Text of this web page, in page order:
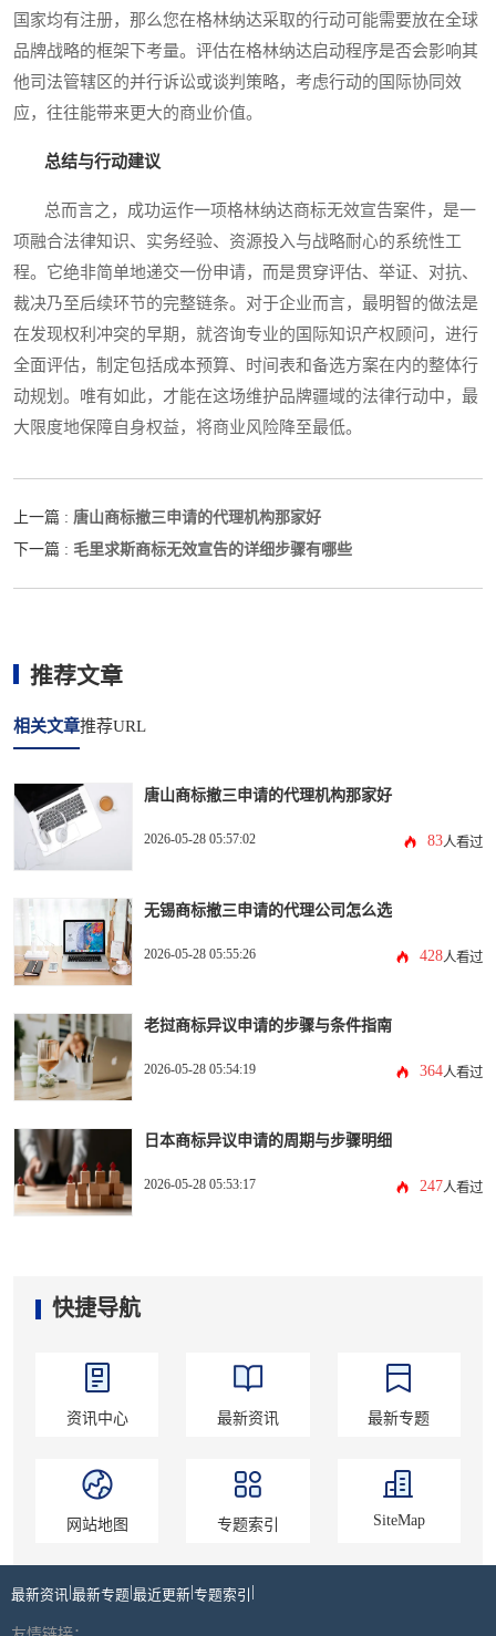
国家均有注册，那么您在格林纳达采取的行动可能需要放在全球
品牌战略的框架下考量。评估在格林纳达启动程序是否会影响其
他司法管辖区的并行诉讼或谈判策略，考虑行动的国际协同效
应，往往能带来更大的商业价值。
总结与行动建议
总而言之，成功运作一项格林纳达商标无效宣告案件，是一
项融合法律知识、实务经验、资源投入与战略耐心的系统性工
程。它绝非简单地递交一份申请，而是贯穿评估、举证、对抗、
裁决乃至后续环节的完整链条。对于企业而言，最明智的做法是
在发现权利冲突的早期，就咨询专业的国际知识产权顾问，进行
全面评估，制定包括成本预算、时间表和备选方案在内的整体行
动规划。唯有如此，才能在这场维护品牌疆域的法律行动中，最
大限度地保障自身权益，将商业风险降至最低。
上一篇 : 唐山商标撤三申请的代理机构那家好
下一篇 : 毛里求斯商标无效宣告的详细步骤有哪些
推荐文章
相关文章推荐URL
唐山商标撤三申请的代理机构那家好
2026-05-28 05:57:02 83人看过
无锡商标撤三申请的代理公司怎么选
2026-05-28 05:55:26 428人看过
老挝商标异议申请的步骤与条件指南
2026-05-28 05:54:19 364人看过
日本商标异议申请的周期与步骤明细
2026-05-28 05:53:17 247人看过
快捷导航
资讯中心 最新资讯 最新专题
网站地图 专题索引 SiteMap
最新资讯 最新专题 最近更新 专题索引